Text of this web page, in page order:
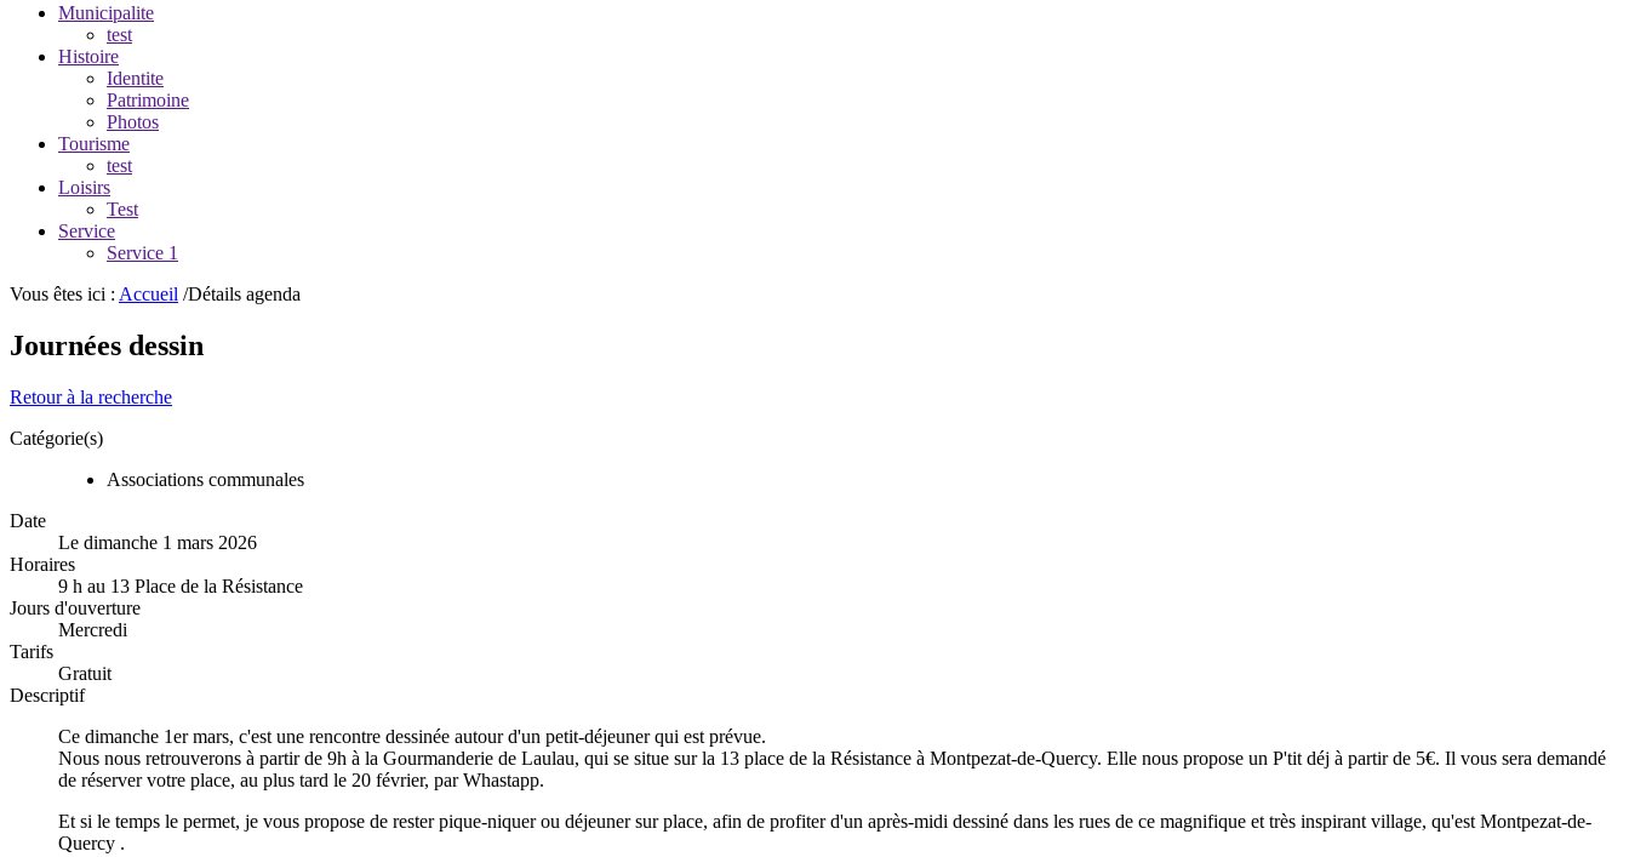
Municipalite
test
Histoire
Identite
Patrimoine
Photos
Tourisme
test
Loisirs
Test
Service
Service 1
Vous êtes ici : Accueil /Détails agenda
Journées dessin
Retour à la recherche
Catégorie(s)
Associations communales
Date
Le dimanche 1 mars 2026
Horaires
9 h au 13 Place de la Résistance
Jours d'ouverture
Mercredi
Tarifs
Gratuit
Descriptif
Ce dimanche 1er mars, c'est une rencontre dessinée autour d'un petit-déjeuner qui est prévue.
Nous nous retrouverons à partir de 9h à la Gourmanderie de Laulau, qui se situe sur la 13 place de la Résistance à Montpezat-de-Quercy. Elle nous propose un P'tit déj à partir de 5€. Il vous sera demandé
de réserver votre place, au plus tard le 20 février, par Whastapp.
Et si le temps le permet, je vous propose de rester pique-niquer ou déjeuner sur place, afin de profiter d'un après-midi dessiné dans les rues de ce magnifique et très inspirant village, qu'est Montpezat-de-
Quercy .